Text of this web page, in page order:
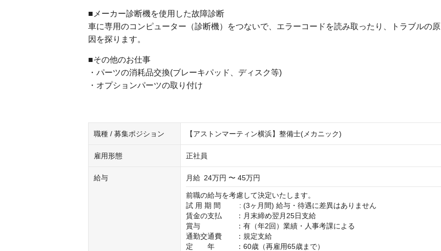
■メーカー診断機を使用した故障診断
車に専用のコンピューター（診断機）をつないで、エラーコードを読み取ったり、トラブルの原
因を探ります。
■その他のお仕事
・パーツの消耗品交換(ブレーキパッド、ディスク等)
・オプションパーツの取り付け
職種 / 募集ポジション 【アストンマーティン横浜】整備士(メカニック)
雇用形態 正社員
給与 月給 24万円 〜 45万円
前職の給与を考慮して決定いたします。
試 用 期 間　 　 : (3ヶ月間) 給与・待遇に差異はありません
賃金の支払　　：月末締め翌月25日支給
賞与　　　　　：有（年2回）業績・人事考課による
通勤交通費　　：規定支給
定　　年　　　：60歳（再雇用65歳まで）